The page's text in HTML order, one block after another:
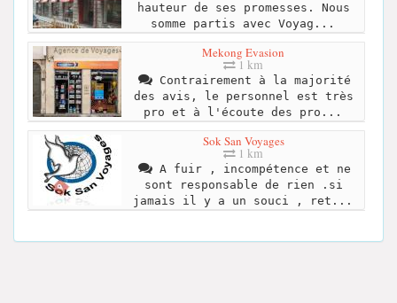
hauteur de ses promesses. Nous
somme partis avec Voyag...
Mekong Evasion
1 km
Contrairement à la majorité
des avis, le personnel est très
pro et à l'écoute des pro...
Sok San Voyages
1 km
A fuir , incompétence et ne
sont responsable de rien .si
jamais il y a un souci , ret...